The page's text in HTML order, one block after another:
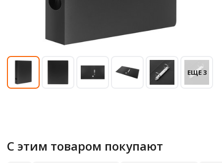
ЕЩЕ 3
С этим товаром покупают